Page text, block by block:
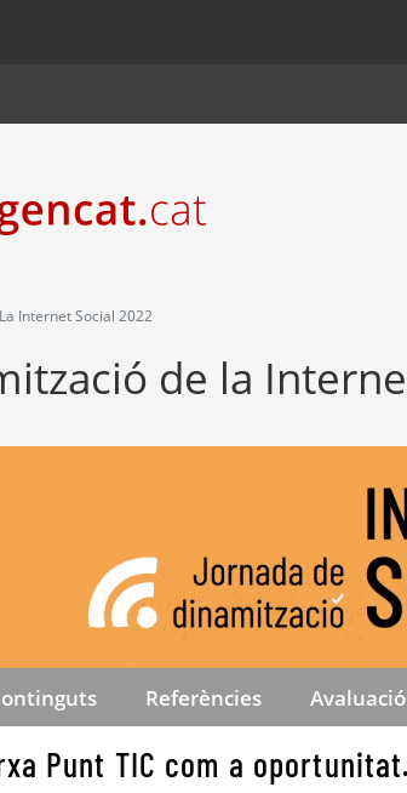
Internet Social 2022
de la
Referències Avaluació
Punt TIC com a oportunitat.